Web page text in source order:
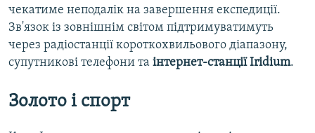
чекатиме неподалік на завершення експедиції.
Зв'язок із зовнішнім світом підтримуватимуть
через радіостанції короткохвильового діапазону,
супутникові телефони та інтернет-станції Іridium.
Золото і спорт